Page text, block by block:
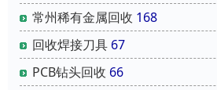
常州稀有金属回收 168
回收焊接刀具 67
PCB钻头回收 66